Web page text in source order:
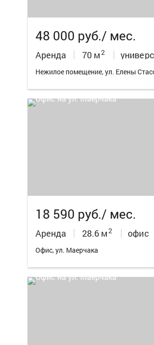
48 000 руб./ мес.
Аренда 70 м2
Нежилое помещение, ул. Елены
18 590 руб./ мес.
Аренда 28.6 м2 офис
Офис, ул. Маерчака